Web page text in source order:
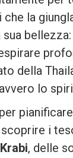
la
della
lo
i
, delle